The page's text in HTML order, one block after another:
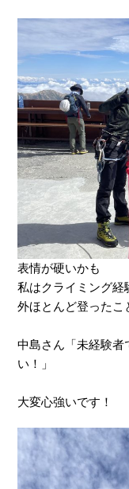
表情が硬いかも
私はクライミング経
外ほとんど登ったこ
中島さん「未経験者
い！」
大変心強いです！